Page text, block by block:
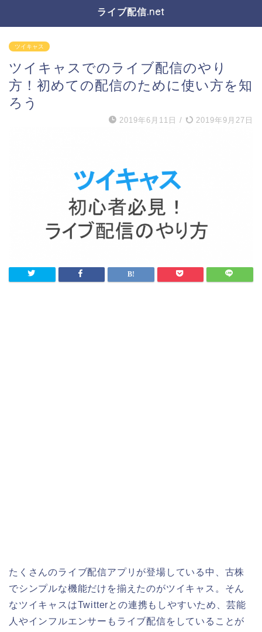
ライブ配信.net
ツイキャス
ツイキャスでのライブ配信のやり
方！初めての配信のために使い方を知
ろう
2019年6月11日 / 2019年9月27日
たくさんのライブ配信アプリが登場している中、古株
でシンプルな機能だけを揃えたのがツイキャス。そん
なツイキャスはTwitterとの連携もしやすいため、芸能
人やインフルエンサーもライブ配信をしていることが